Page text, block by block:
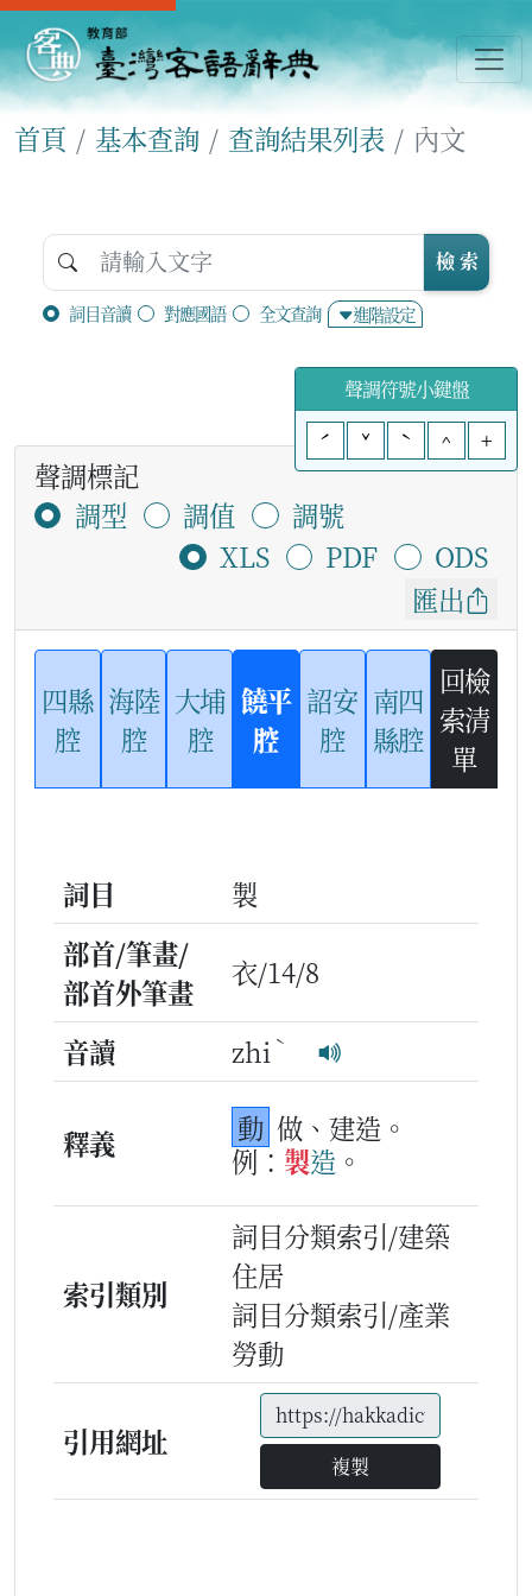
首頁 基本查詢 查詢結果列表 內文
詞目音讀 對應國語 全文查詢 進階設定
檢 索
聲調符號小鍵盤
ˊ
ˇ ˋ ^ +
聲調標記
調型
調值
調號
XLS
PDF
ODS
匯出
四縣
腔
海陸
腔
大埔
腔
饒平
腔
詔安
腔
南四
縣腔
回檢
索清
單
詞目
製
部首/筆畫/
部首外筆畫
衣/14/8
音讀 zhi ˋ
釋義 動 做、建造。
例： 製造 。
索引類別
詞目分類索引/建築
住居
詞目分類索引/產業
勞動
引用網址
複製